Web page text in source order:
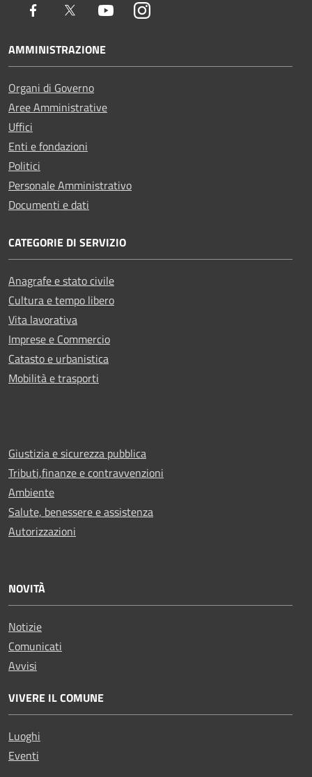
Facebook Twitter YoutubeInstagram
AMMINISTRAZIONE
Organi di Governo
Aree Amministrative
Uffici
Enti e fondazioni
Politici
Personale Amministrativo
Documenti e dati
CATEGORIE DI SERVIZIO
Anagrafe e stato civile
Cultura e tempo libero
Vita lavorativa
Imprese e Commercio
Catasto e urbanistica
Mobilità e trasporti
Giustizia e sicurezza pubblica
Tributi,finanze e contravvenzioni
Ambiente
Salute, benessere e assistenza
Autorizzazioni
NOVITÀ
Notizie
Comunicati
Avvisi
VIVERE IL COMUNE
Luoghi
Eventi